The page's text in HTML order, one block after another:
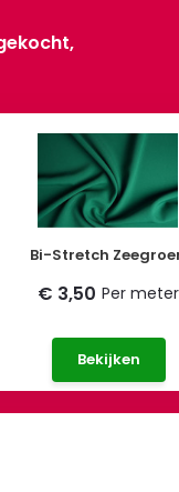
Bi-Stretch
€ 3,50 Per meter
Bekijken